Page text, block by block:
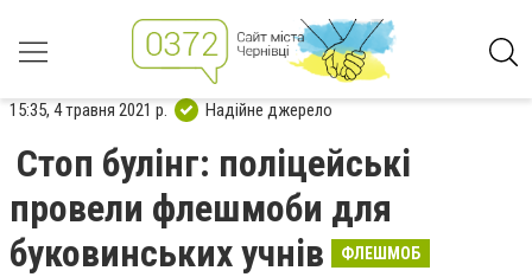
15:35, 4 травня 2021 р. Надійне джерело
Стоп булінг: поліцейські
провели флешмоби для
буковинських учнів
ФЛЕШМОБ